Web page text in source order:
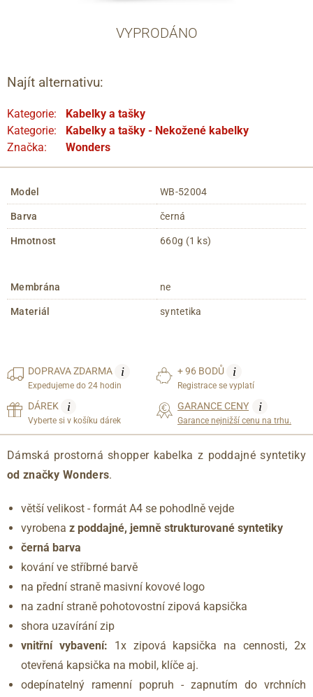
VYPRODÁNO
Najít alternativu:
Kategorie:
Kabelky a tašky
Kategorie:
Kabelky a tašky - Nekožené kabelky
Značka:
Wonders
Model WB-52004
Barva černá
Hmotnost 660g (1 ks)
Membrána ne
Materiál syntetika
DOPRAVAZDARMA i
Expedujeme do 24 hodin
+ 96 BODŮ i
Registrace se vyplatí
DÁREK i
Vyberte si v košíku dárek
GARANCE CENY i
Garance nejnižší cenu na trhu.
Dámská prostorná shopper kabelka z poddajné syntetiky
od značky Wonders.
větší velikost - formát A4 se pohodlně vejde
vyrobena z poddajné, jemně strukturované syntetiky
černá barva
kování ve stříbrné barvě
na přední straně masivní kovové logo
na zadní straně pohotovostní zipová kapsička
shora uzavírání zip
vnitřní vybavení: 1x zipová kapsička na cennosti, 2x
otevřená kapsička na mobil, klíče aj.
odepínatelný ramenní popruh - zapnutím do vrchních